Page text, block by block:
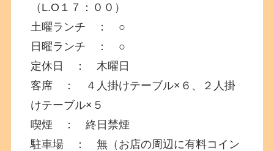
（L.O１７：００）
土曜ランチ ： ○
日曜ランチ ： ○
定休日 ： 木曜日
客席 ： ４人掛けテーブル×６、２人掛
けテーブル×５
喫煙 ： 終日禁煙
駐車場 ： 無（お店の周辺に有料コイン